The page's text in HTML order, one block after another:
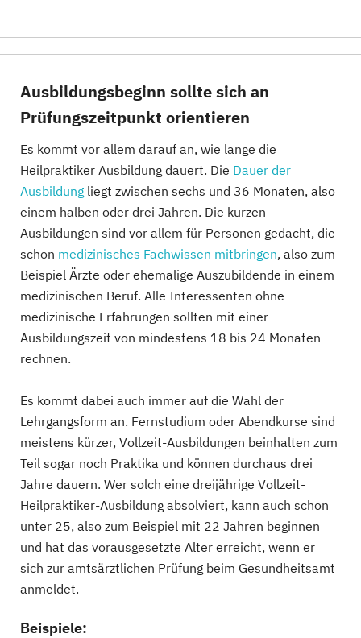
Ausbildungsbeginn sollte sich an
Prüfungszeitpunkt orientieren
Es kommt vor allem darauf an, wie lange die
Heilpraktiker Ausbildung dauert. Die Dauer der
Ausbildung liegt zwischen sechs und 36 Monaten, also
einem halben oder drei Jahren. Die kurzen
Ausbildungen sind vor allem für Personen gedacht, die
schon medizinisches Fachwissen mitbringen, also zum
Beispiel Ärzte oder ehemalige Auszubildende in einem
medizinischen Beruf. Alle Interessenten ohne
medizinische Erfahrungen sollten mit einer
Ausbildungszeit von mindestens 18 bis 24 Monaten
rechnen.
Es kommt dabei auch immer auf die Wahl der
Lehrgangsform an. Fernstudium oder Abendkurse sind
meistens kürzer, Vollzeit-Ausbildungen beinhalten zum
Teil sogar noch Praktika und können durchaus drei
Jahre dauern. Wer solch eine dreijährige Vollzeit-
Heilpraktiker-Ausbildung absolviert, kann auch schon
unter 25, also zum Beispiel mit 22 Jahren beginnen
und hat das vorausgesetzte Alter erreicht, wenn er
sich zur amtsärztlichen Prüfung beim Gesundheitsamt
anmeldet.
Beispiele: